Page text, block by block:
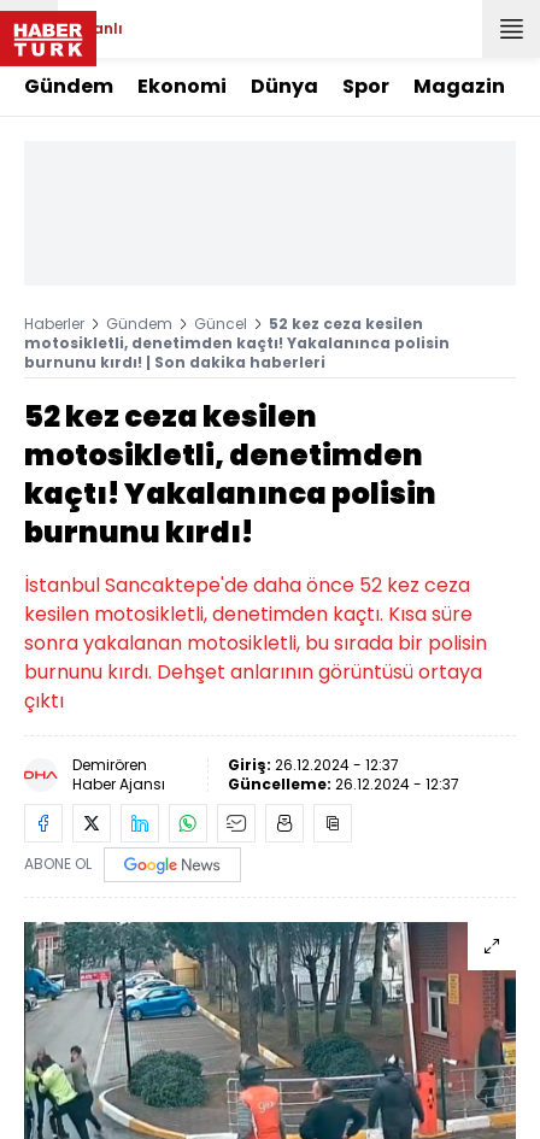
Canlı
Gündem Ekonomi Dünya Spor Magazin
Haberler Gündem Güncel
52 kez ceza kesilen
motosikletli, denetimden kaçtı! Yakalanınca polisin
burnunu kırdı! | Son dakika haberleri
52 kez ceza kesilen
motosikletli, denetimden
kaçtı! Yakalanınca polisin
burnunu kırdı!
İstanbul Sancaktepe'de daha önce 52 kez ceza
kesilen motosikletli, denetimden kaçtı. Kısa süre
sonra yakalanan motosikletli, bu sırada bir polisin
burnunu kırdı. Dehşet anlarının görüntüsü ortaya
çıktı
Demirören
Haber Ajansı
Giriş: 26.12.2024 - 12:37
Güncelleme: 26.12.2024 - 12:37
ABONE OL